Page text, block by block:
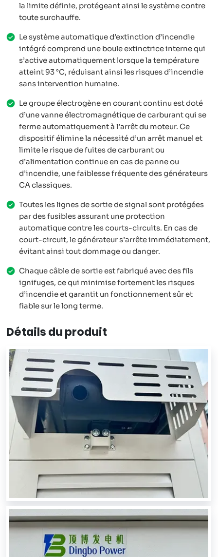
la limite définie, protégeant ainsi le système contre
toute surchauffe.
Le système automatique d’extinction d’incendie
intégré comprend une boule extinctrice interne qui
s’active automatiquement lorsque la température
atteint 93 °C, réduisant ainsi les risques d’incendie
sans intervention humaine.
Le groupe électrogène en courant continu est doté
d’une vanne électromagnétique de carburant qui se
ferme automatiquement à l’arrêt du moteur. Ce
dispositif élimine la nécessité d’un arrêt manuel et
limite le risque de fuites de carburant ou
d’alimentation continue en cas de panne ou
d’incendie, une faiblesse fréquente des générateurs
CA classiques.
Toutes les lignes de sortie de signal sont protégées
par des fusibles assurant une protection
automatique contre les courts-circuits. En cas de
court-circuit, le générateur s’arrête immédiatement,
évitant ainsi tout dommage ou danger.
Chaque câble de sortie est fabriqué avec des fils
ignifuges, ce qui minimise fortement les risques
d’incendie et garantit un fonctionnement sûr et
fiable sur le long terme.
Détails du produit